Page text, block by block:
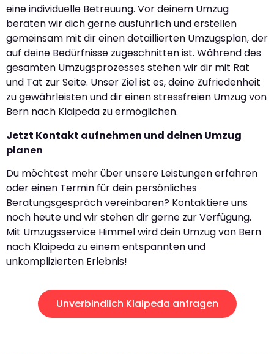
eine individuelle Betreuung. Vor deinem Umzug
beraten wir dich gerne ausführlich und erstellen
gemeinsam mit dir einen detaillierten Umzugsplan, der
auf deine Bedürfnisse zugeschnitten ist. Während des
gesamten Umzugsprozesses stehen wir dir mit Rat
und Tat zur Seite. Unser Ziel ist es, deine Zufriedenheit
zu gewährleisten und dir einen stressfreien Umzug von
Bern nach Klaipeda zu ermöglichen.
Jetzt Kontakt aufnehmen und deinen Umzug
planen
Du möchtest mehr über unsere Leistungen erfahren
oder einen Termin für dein persönliches
Beratungsgespräch vereinbaren? Kontaktiere uns
noch heute und wir stehen dir gerne zur Verfügung.
Mit Umzugsservice Himmel wird dein Umzug von Bern
nach Klaipeda zu einem entspannten und
unkomplizierten Erlebnis!
Unverbindlich Klaipeda anfragen